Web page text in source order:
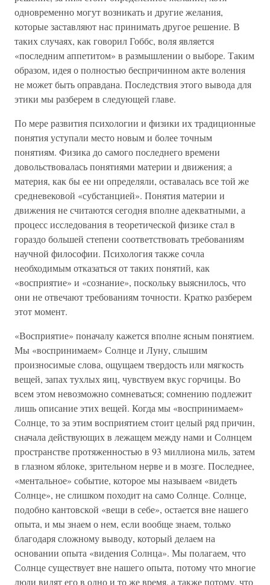
одновременно могут возникать и другие желания,
которые заставляют нас принимать другое решение. В
таких случаях, как говорил Гоббс, воля является
«последним аппетитом» в размышлении о выборе. Таким
образом, идея о полностью беспричинном акте воления
не может быть оправдана. Последствия этого вывода для
этики мы разберем в следующей главе.
По мере развития психологии и физики их традиционные
понятия уступали место новым и более точным
понятиям. Физика до самого последнего времени
довольствовалась понятиями материи и движения; а
материя, как бы ее ни определяли, оставалась все той же
средневековой «субстанцией». Понятия материи и
движения не считаются сегодня вполне адекватными, а
процесс исследования в теоретической физике стал в
гораздо большей степени соответствовать требованиям
научной философии. Психология также сочла
необходимым отказаться от таких понятий, как
«восприятие» и «сознание», поскольку выяснилось, что
они не отвечают требованиям точности. Кратко разберем
этот момент.
«Восприятие» поначалу кажется вполне ясным понятием.
Мы «воспринимаем» Солнце и Луну, слышим
произносимые слова, ощущаем твердость или мягкость
вещей, запах тухлых яиц, чувствуем вкус горчицы. Во
всем этом невозможно сомневаться; сомнению подлежит
лишь описание этих вещей. Когда мы «воспринимаем»
Солнце, то за этим восприятием стоит целый ряд причин,
сначала действующих в лежащем между нами и Солнцем
пространстве протяженностью в 93 миллиона миль, затем
в глазном яблоке, зрительном нерве и в мозге. Последнее,
«ментальное» событие, которое мы называем «видеть
Солнце», не слишком походит на само Солнце. Солнце,
подобно кантовской «вещи в себе», остается вне нашего
опыта, и мы знаем о нем, если вообще знаем, только
благодаря сложному выводу, который делаем на
основании опыта «видения Солнца». Мы полагаем, что
Солнце существует вне нашего опыта, потому что многие
люди видят его в одно и то же время, а также потому, что